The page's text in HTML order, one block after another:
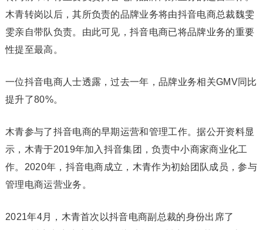
木青转岗以后，其所负责的品牌业务将由抖音电商总裁魏雯
雯亲自带队负责。由此可见，抖音电商已将品牌业务的重要
性提至最高。
一位抖音电商人士透露，过去一年，品牌业务相关GMV同比
提升了80%。
木青参与了抖音电商的早期运营和管理工作。据公开资料显
示，木青于2019年加入抖音集团，负责中小商家商业化工
作。2020年，抖音电商成立，木青作为初始团队成员，参与
管理电商运营业务。
2021年4月，木青首次以抖音电商副总裁的身份出席了